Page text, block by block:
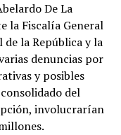
De La
la Fiscalía General
la República y la
denuncias por
y posibles
del
involucrarían